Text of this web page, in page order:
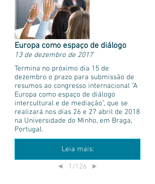
Europa como espaço de diálogo
13 de dezembro de 2017
Termina no próximo dia 15 de
dezembro o prazo para submissão de
resumos ao congresso internacional "A
Europa como espaço de diálogo
intercultural e de mediação", que se
realizará nos dias 26 e 27 abril de 2018
na Universidade do Minho, em Braga,
Portugal.
Leia mais:
◄ 1/126 ►